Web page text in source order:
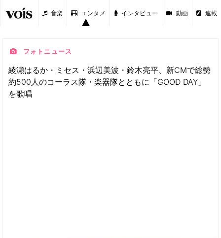
音楽 エンタメ インタビュー 動画 連載
フォトニュース
綾瀬はるか・ミセス・浜辺美波・鈴木亮平、新CMで総勢
約500人のコーラス隊・楽器隊とともに「GOOD DAY」
を歌唱